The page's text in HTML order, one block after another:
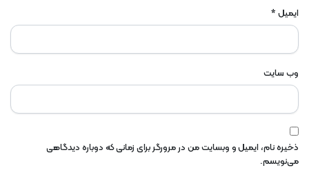
ایمیل *
وب‌ سایت
ذخیره نام، ایمیل و وبسایت من در مرورگر برای زمانی که دوباره دیدگاهی
می‌نویسم.